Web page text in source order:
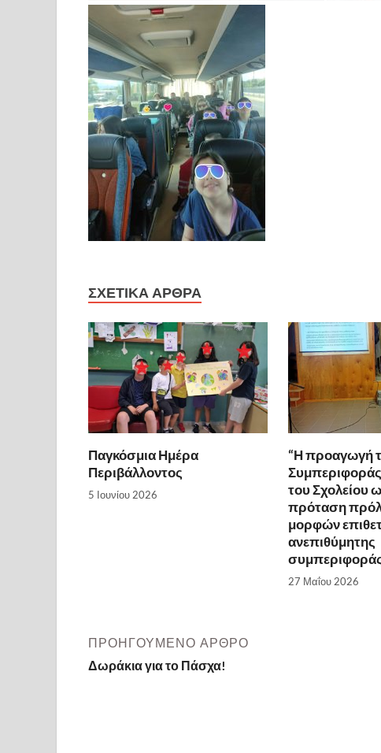
ΣΧΕΤΙΚΆ ΆΡΘΡΑ
Παγκόσμια Ημέρα
Περιβάλλοντος
5 Ιουνίου 2026
“Η προαγωγή
του Σχολείου
πρόταση
μορφών
ανεπιθύμητης
27 Μαΐου 2026
ΠΡΟΗΓΟΎΜΕΝΟ ΆΡΘΡΟ
Δωράκια για το Πάσχα!